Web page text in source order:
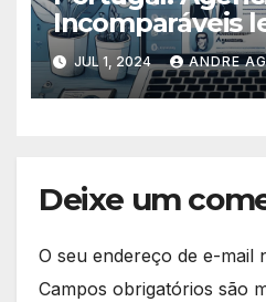
Incomparáveis
Artigos para
JUL 1, 2024 ANDRE
Deixe um
O seu endereço de e-mail
Campos obrigatórios são